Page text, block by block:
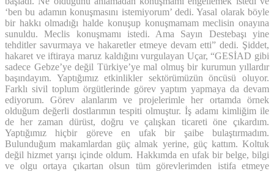
‘ben bu adamın konuşmasını istemiyorum’ dedi. Yasal olarak böyle
bir hakkı olmadığı halde konuşup konuşmamam meclisin onayına
sunuldu. Meclis konuşmamı istedi. Ama Sayın Destebaşı yine
tehditler savurmaya ve hakaretler etmeye devam etti” dedi. Şiddet,
hakaret ve iftiraya maruz kaldığını vurgulayan Uçar, “GESİAD gibi
sadece Gebze’ye değil Türkiye’ye mal olmuş bir kurumun yıllardır
başındayım. Yaptığımız etkinlikler sektörümüzün öncüsü oluyor.
Farklı sivil toplum örgütlerinde görev yaptım yapmaya da devam
ediyorum. Görev alanlarım ve projelerimle her ortamda örnek
olduğum değerli dostlarımın tespiti olmuştur. İş adamı kimliğim ile
de her zaman dürüst, doğru ve çalışkan ticareti öne çıkardım.
Yaptığımız hiçbir göreve en ufak bir şaibe bulaştırmadım.
Bulunduğum makamlardan güç almak yerine, güç kattım. Koltuk
değil hizmet yarışı içinde oldum. Hakkımda en ufak bir belge, bilgi
ve olgu ortaya çıkartan olsun tüm görevlerimden istifa etmeye